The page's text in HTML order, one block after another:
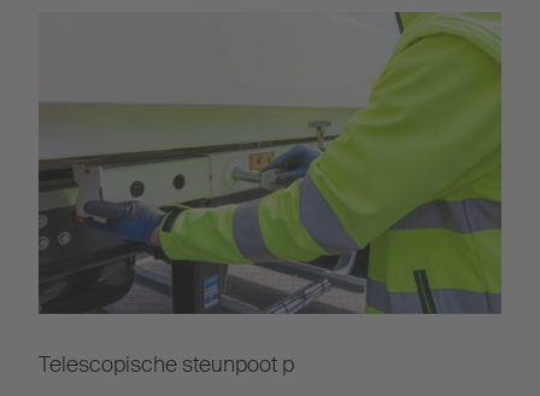
Telescopische steunpoot p